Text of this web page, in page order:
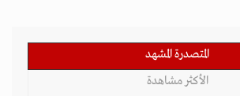
المتصدرة المشهد
الأكثر مشاهدة